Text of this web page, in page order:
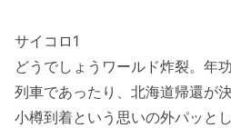
サイコロ1
どうでしょうワールド炸裂。年
列車であったり、北海道帰還が
小樽到着という思いの外パッとし